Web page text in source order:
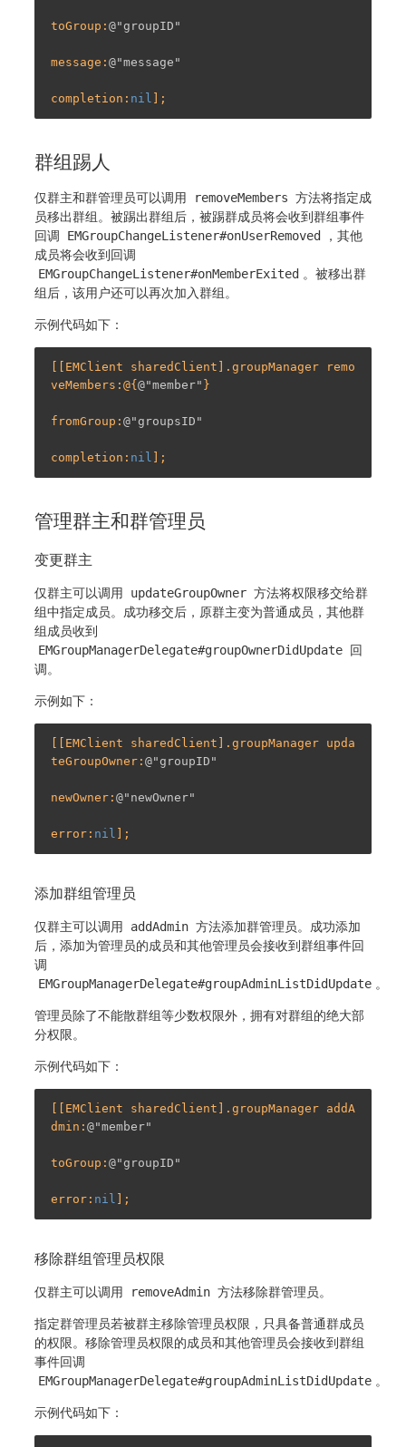
toGroup: @"groupID"
message: @"message"
completion: nil
群组踢人
仅群主和群管理员可以调用 removeMembers 方法将指定成
员移出群组。被踢出群组后，被踢群成员将会收到群组事件
回调
EMGroupChangeListener#onUserRemoved
，其他
成员将会收到回调
EMGroupChangeListener#onMemberExited 。被移出群
组后，该用户还可以再次加入群组。
示例代码如下：
[[EMClient sharedClient].groupManager remo
veMembers:@{ @"member" }
fromGroup: @"groupsID"
completion: nil
管理群主和群管理员
变更群主
仅群主可以调用 updateGroupOwner 方法将权限移交给群
组中指定成员。成功移交后，原群主变为普通成员，其他群
组成员收到
EMGroupManagerDelegate#groupOwnerDidUpdate 回
调。
示例如下：
[[EMClient sharedClient].groupManager upda
teGroupOwner: @"groupID"
newOwner: @"newOwner"
error: nil
添加群组管理员
仅群主可以调用 addAdmin 方法添加群管理员。成功添加
后，添加为管理员的成员和其他管理员会接收到群组事件回
调
EMGroupManagerDelegate#groupAdminListDidUpdate 。
管理员除了不能散群组等少数权限外，拥有对群组的绝大部
分权限。
示例代码如下：
[[EMClient sharedClient].groupManager addA
dmin: @"member"
toGroup: @"groupID"
error: nil
移除群组管理员权限
仅群主可以调用 removeAdmin 方法移除群管理员。
指定群管理员若被群主移除管理员权限，只具备普通群成员
的权限。移除管理员权限的成员和其他管理员会接收到群组
事件回调
EMGroupManagerDelegate#groupAdminListDidUpdate 。
示例代码如下：